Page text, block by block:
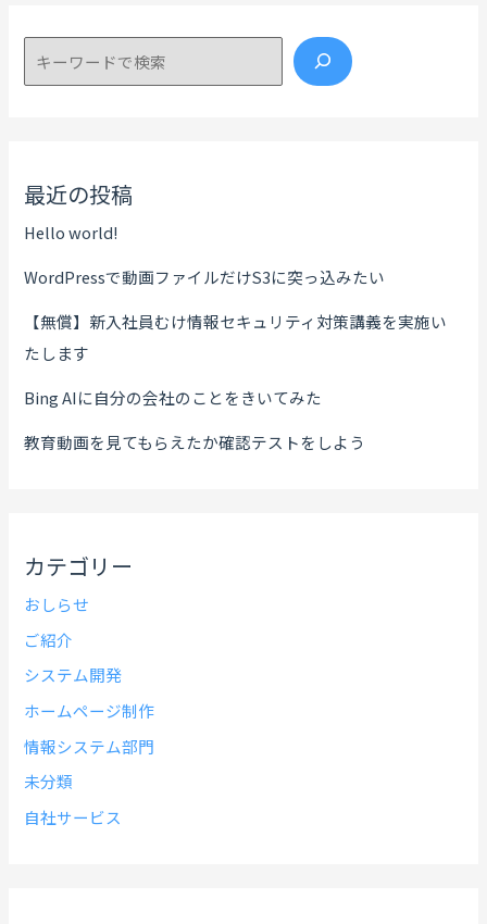
検索
最近の投稿
Hello world!
WordPressで動画ファイルだけS3に突っ込みたい
【無償】新入社員むけ情報セキュリティ対策講義を実施い
たします
Bing AIに自分の会社のことをきいてみた
教育動画を見てもらえたか確認テストをしよう
カテゴリー
おしらせ
ご紹介
システム開発
ホームページ制作
情報システム部門
未分類
自社サービス